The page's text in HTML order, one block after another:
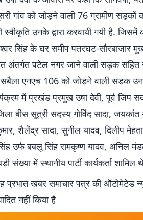
गांव को जोड़ने वाली 76 ग्रामीण
स्वीकृति उनके द्वारा करवायी गयी है.
सिंह के घर समीप पतरघट-सौरबाजार
अंतर्गत पटेल नगर जाने वाली सड़क
एनएच 106 को जोड़ने वाली सड़क
में प्रखंड प्रमुख उषा देवी, पूर्व जिप
बीस सूत्री सदस्य गोविंद सादा,
शैलेंद्र सादा, सुनील यादव, दिलीप
उर्फ बबलू सिंह रामकृष्ण यादव, अनिल
संख्या में स्थानीय पार्टी कार्यकर्ता शामिल
प्रभात खबर समाचार पत्र की ऑटोमेटेड
नहीं किया है